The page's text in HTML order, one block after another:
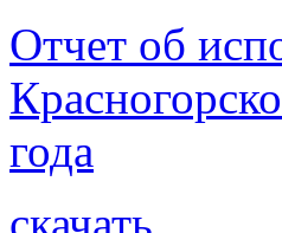
Отчет об
года